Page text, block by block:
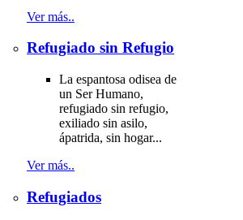
Ver más..
Refugiado sin Refugio
La espantosa odisea de
un Ser Humano,
refugiado sin refugio,
exiliado sin asilo,
ápatrida, sin hogar...
Ver más..
Refugiados